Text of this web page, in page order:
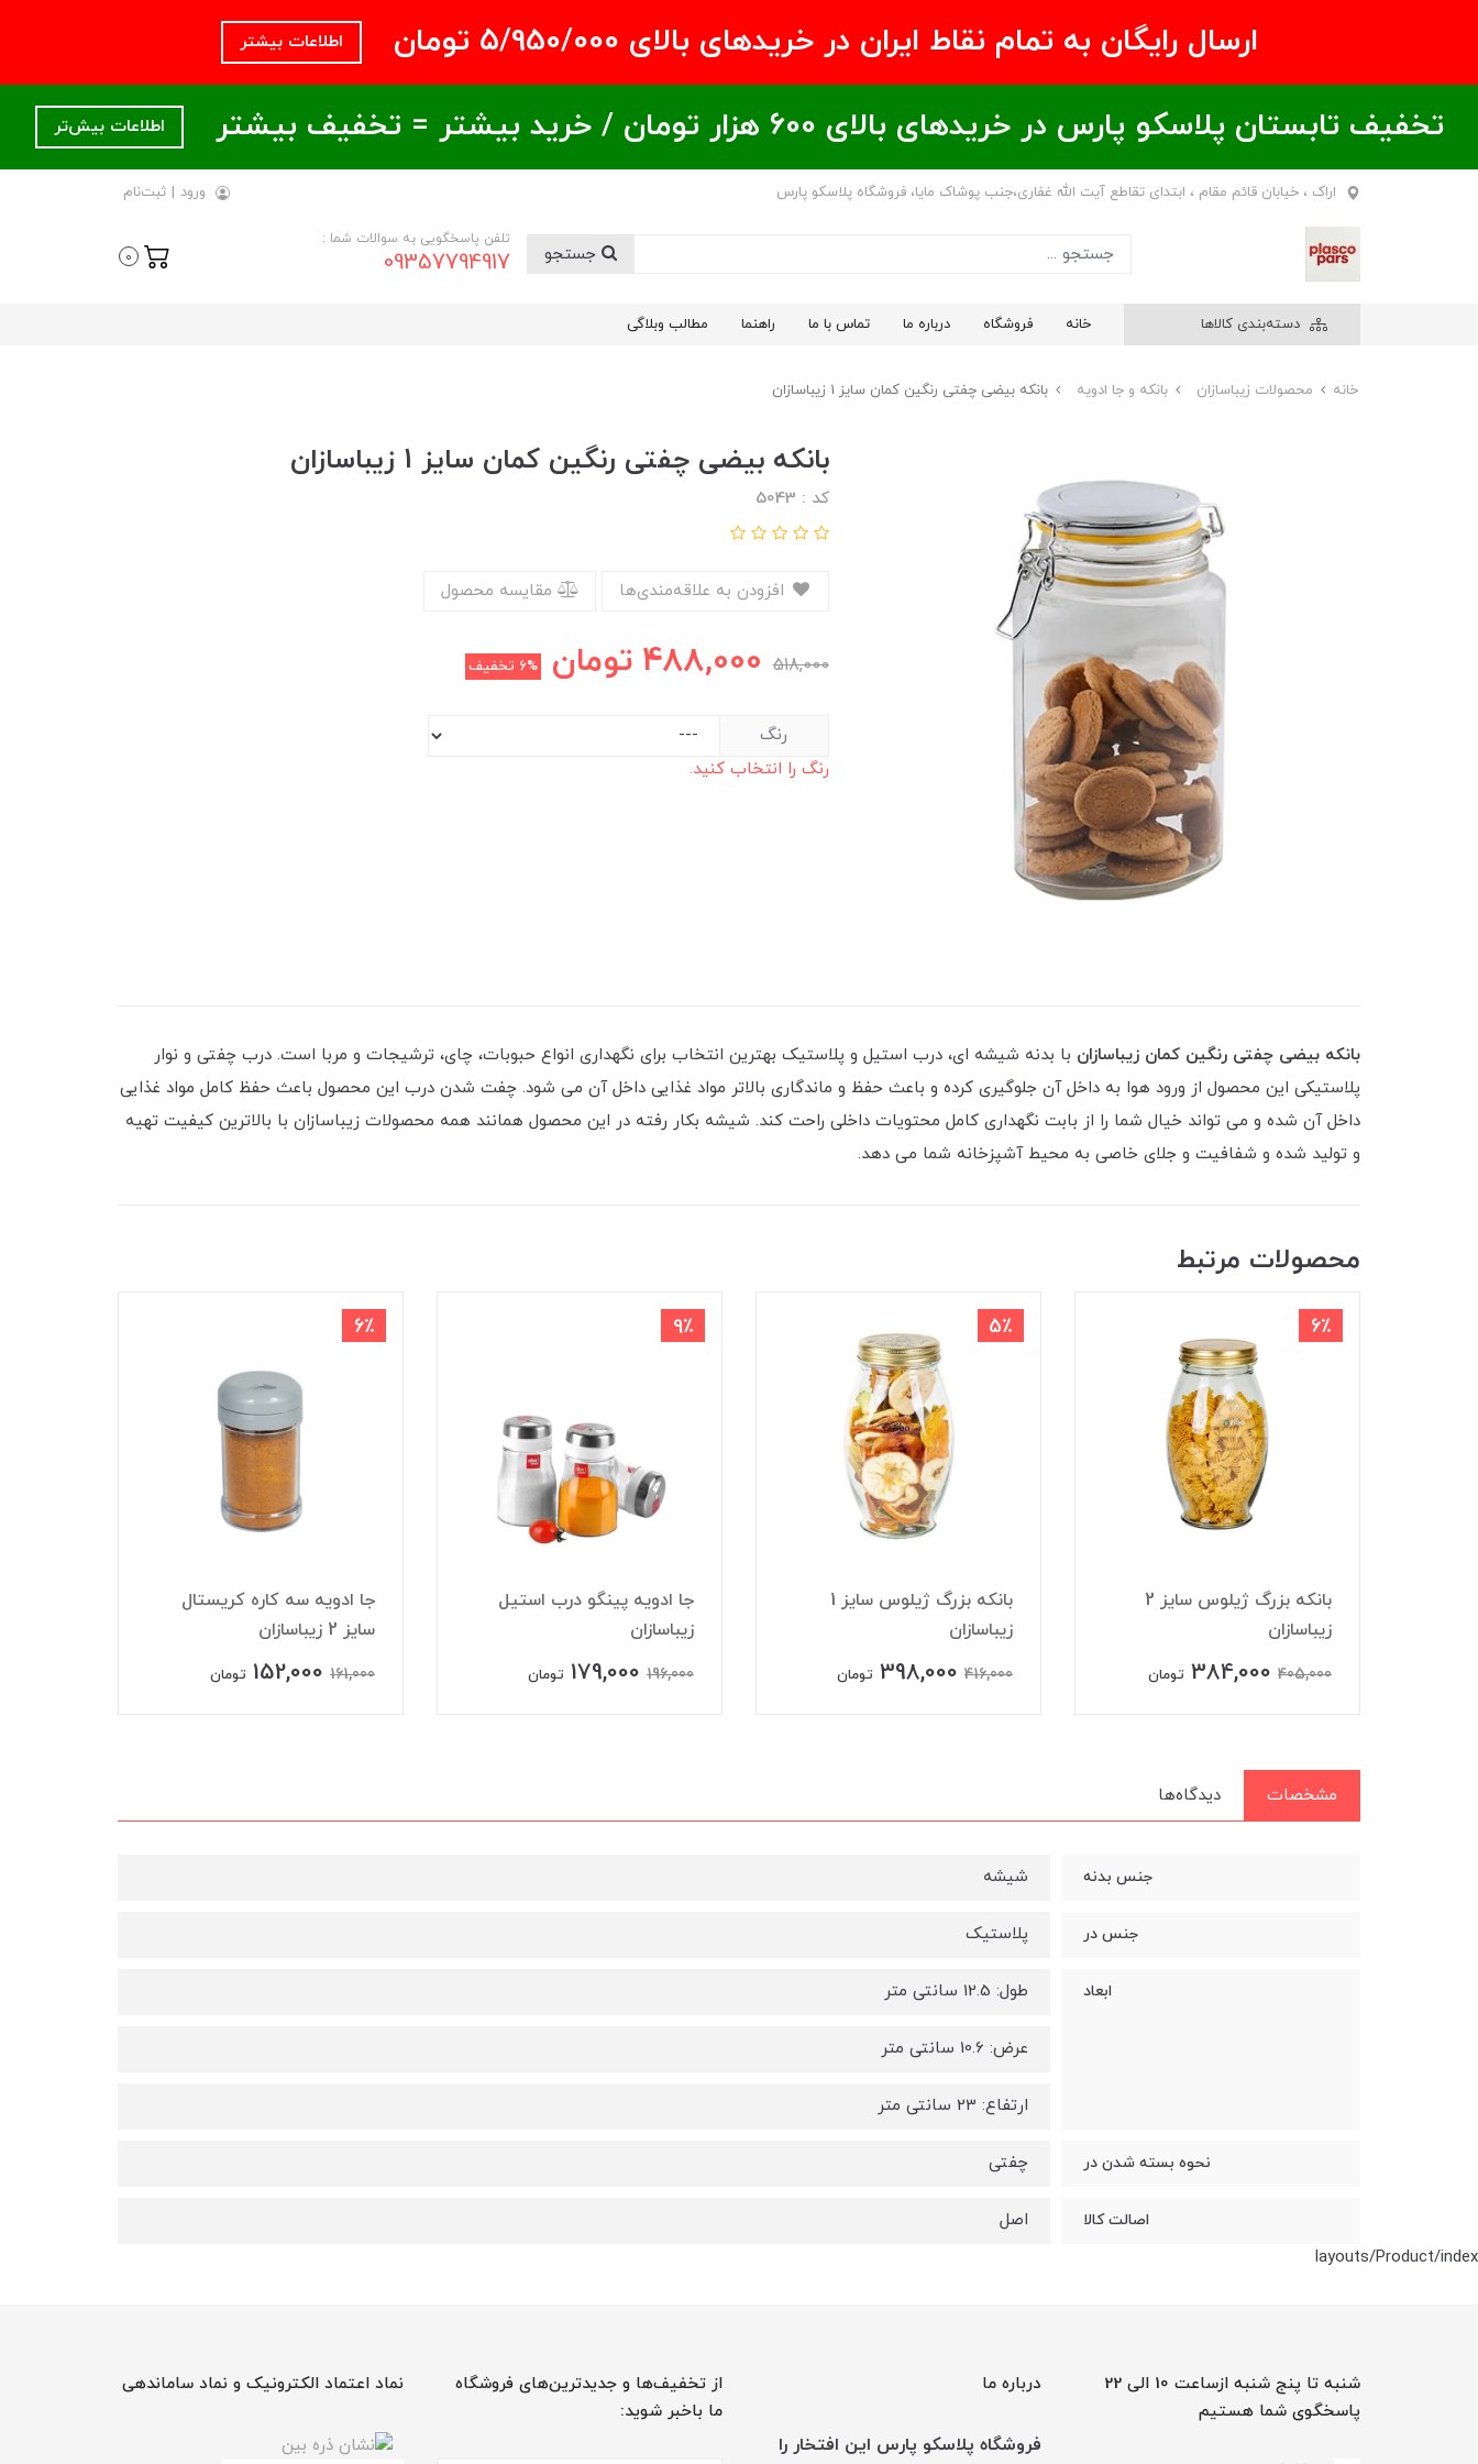
ارسال رایگان به تمام نقاط ایران در خریدهای بالای ۵/950/000 تومان اطلاعات بیشتر
تخفیف تابستان پلاسکو پارس در خریدهای بالای ۶00 هزار تومان / خرید بیشتر = تخفیف بیشتر اطلاعات بیش‌تر
اراک ، خیابان قائم مقام ، ابتدای تقاطع آیت الله غفاری،جنب پوشاک مایا، فروشگاه پلاسکو پارس ورود | ثبت‌نام
تلفن پاسخگویی به سوالات شما :
09357794917
0
دسته‌بندی کالاها خانه فروشگاه درباره ما تماس با ما راهنما مطالب وبلاگی
خانه محصولات زیباسازان بانکه و جا ادویه بانكه بیضی چفتی رنگين كمان سایز 1 زیباسازان
بانكه بیضی چفتی رنگين كمان سایز 1 زیباسازان
کد : 5043
مقایسه محصول
518,000
488,000 تومان 6% تخفیف
رنگ
رنگ را انتخاب کنید.
بانکه بیضی چفتی رنگین کمان زیباسازان با بدنه شیشه ای، درب استیل و پلاستیک بهترین انتخاب برای نگهداری انواع حبوبات، چای، ترشیجات و مربا است. درب چفتی و نوار
پلاستیکی این محصول از ورود هوا به داخل آن جلوگیری کرده و باعث حفظ و ماندگاری بالاتر مواد غذایی داخل آن می شود. چفت شدن درب این محصول باعث حفظ کامل مواد غذایی
داخل آن شده و می تواند خیال شما را از بابت نگهداری کامل محتویات داخلی راحت کند. شیشه بکار رفته در این محصول همانند همه محصولات زیباسازان با بالاترین کیفیت تهیه
و تولید شده و شفافیت و جلای خاصی به محیط آشپزخانه شما می دهد.
محصولات مرتبط
6٪
بانکه بزرگ ژیلوس سایز 2
زیباسازان
405,000
384,000 تومان
5٪
بانکه بزرگ ژیلوس سایز 1
زیباسازان
416,000
398,000 تومان
9٪
جا ادويه پینگو درب استيل
زیباسازان
196,000
179,000 تومان
6٪
جا ادویه سه کاره کریستال
سایز 2 زیباسازان
161,000
152,000 تومان
مشخصات دیدگاه‌ها
جنس بدنه شیشه
جنس در پلاستیک
ابعاد طول: 12.5 سانتی متر
عرض: 10.6 سانتی متر
ارتفاع: 23 سانتی متر
نحوه بسته شدن در چفتی
اصالت کالا
اصل
layouts/Product/index
شنبه تا پنج شنبه ازساعت 10 الی 22
پاسخگوی شما هستیم
درباره ما
فروشگاه پلاسکو پارس این افتخار را
از تخفیف‌ها و جدیدترین‌های فروشگاه
ما باخبر شوید:
نماد اعتماد الکترونیک و نماد ساماندهی